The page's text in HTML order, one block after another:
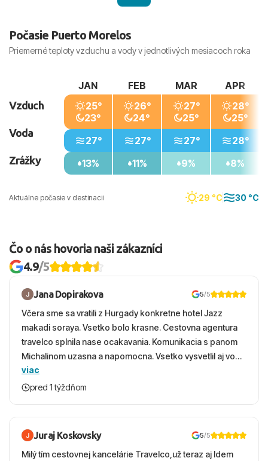
Počasie Puerto Morelos
Priemerné teploty vzduchu a vody v jednotlivých mesiacoch roka
Aktuálne počasie v destinacii 29 °C 30 °C
Vzduch
Voda
Zrážky
JAN
25°
23°
27°
13%
FEB
26°
24°
27°
11%
MAR
27°
25°
27°
9%
APR
28°
25°
28°
8%
Čo o nás hovoria naši zákazníci
4.9/5
Jana Dopirakova 5/5
Včera sme sa vratili z Hurgady konkretne hotel Jazz
makadi soraya. Vsetko bolo krasne. Cestovna agentura
travelco splnila nase ocakavania. Komunikacia s panom
Michalinom uzasna a napomocna. Vsetko vysvetlil aj vo
vecernych hodinach zaco sa ospravedlnujem. Hotel
krasny, cisty. Sluzby top. Strava, prostredie, more,
viac
pred 1 týždňom
Juraj Koskovsky 5/5
Milý tím cestovnej kancelárie Travelco,už teraz aj Idem